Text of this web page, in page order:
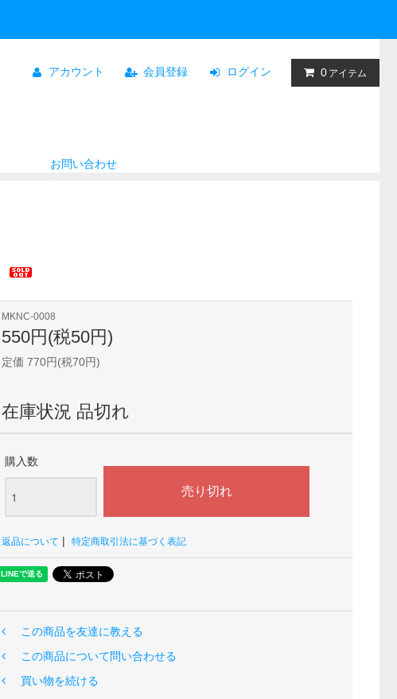
アカウント 会員登録 ログイン 0 アイテム
お問い合わせ
MKNC-0008
550円(税50円)
定価 770円(税70円)
在庫状況 品切れ
購入数
返品について | 特定商取引法に基づく表記
この商品を友達に教える
この商品について問い合わせる
買い物を続ける